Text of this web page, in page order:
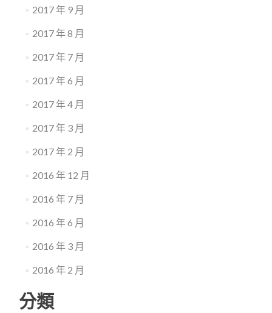
2017 年 9 月
2017 年 8 月
2017 年 7 月
2017 年 6 月
2017 年 4 月
2017 年 3 月
2017 年 2 月
2016 年 12 月
2016 年 7 月
2016 年 6 月
2016 年 3 月
2016 年 2 月
分類